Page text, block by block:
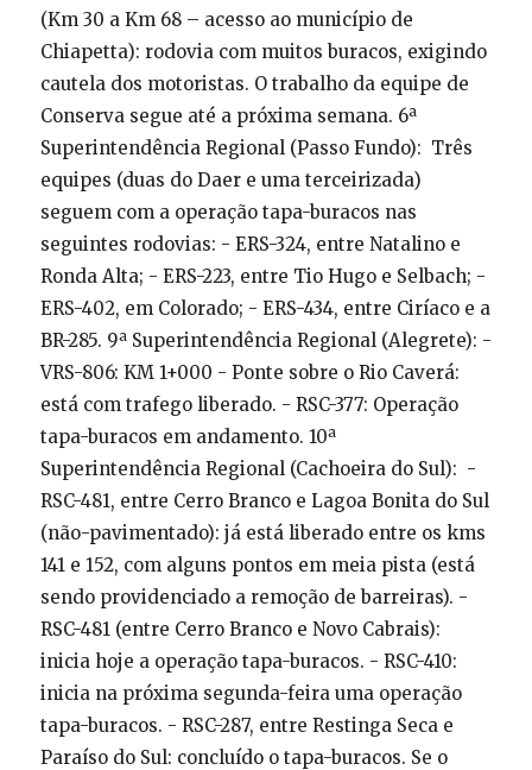
(Km 30 a Km 68 – acesso ao município de
Chiapetta): rodovia com muitos buracos, exigindo
cautela dos motoristas. O trabalho da equipe de
Conserva segue até a próxima semana. 6ª
Superintendência Regional (Passo Fundo): Três
equipes (duas do Daer e uma terceirizada)
seguem com a operação tapa-buracos nas
seguintes rodovias: - ERS-324, entre Natalino e
Ronda Alta; - ERS-223, entre Tio Hugo e Selbach; -
ERS-402, em Colorado; - ERS-434, entre Ciríaco e a
BR-285. 9ª Superintendência Regional (Alegrete): -
VRS-806: KM 1+000 - Ponte sobre o Rio Caverá:
está com trafego liberado. - RSC-377: Operação
tapa-buracos em andamento. 10ª
Superintendência Regional (Cachoeira do Sul): -
RSC-481, entre Cerro Branco e Lagoa Bonita do Sul
(não-pavimentado): já está liberado entre os kms
141 e 152, com alguns pontos em meia pista (está
sendo providenciado a remoção de barreiras). -
RSC-481 (entre Cerro Branco e Novo Cabrais):
inicia hoje a operação tapa-buracos. - RSC-410:
inicia na próxima segunda-feira uma operação
tapa-buracos. - RSC-287, entre Restinga Seca e
Paraíso do Sul: concluído o tapa-buracos. Se o